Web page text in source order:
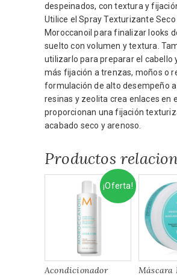
despeinados, con textura y
Utilice el Spray Texturizante Seco
Moroccanoil para finalizar looks
suelto con volumen y textura.
utilizarlo para preparar el cabello
más fijación a trenzas, moños o
formulación de alto desempeño
resinas y zeolita crea enlaces en
proporcionan una fijación
acabado seco y arenoso.
Productos
¡Oferta!
Acondicionador
Máscara